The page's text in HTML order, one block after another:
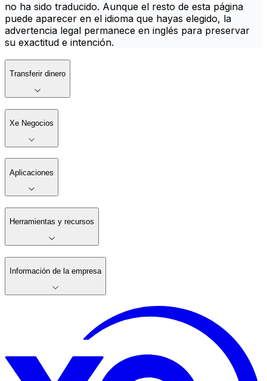
no ha sido traducido. Aunque el resto de esta página
puede aparecer en el idioma que hayas elegido, la
advertencia legal permanece en inglés para preservar
su exactitud e intención.
Transferir dinero
Xe Negocios
Aplicaciones
Herramientas y recursos
Información de la empresa